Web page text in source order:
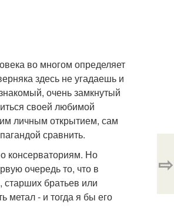
во многом определяет
здесь не угадаешь и
очень замкнутый
своей любимой
личным открытием, сам
сравнить.
консерваториям. Но
очередь то, что в
старших братьев или
метал - и тогда я бы его
⇨